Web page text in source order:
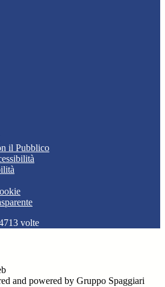
il Pubblico
volte
and powered by Gruppo Spaggiari